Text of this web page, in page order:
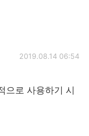
2019.08.14 06:54
으로 사용하기 시